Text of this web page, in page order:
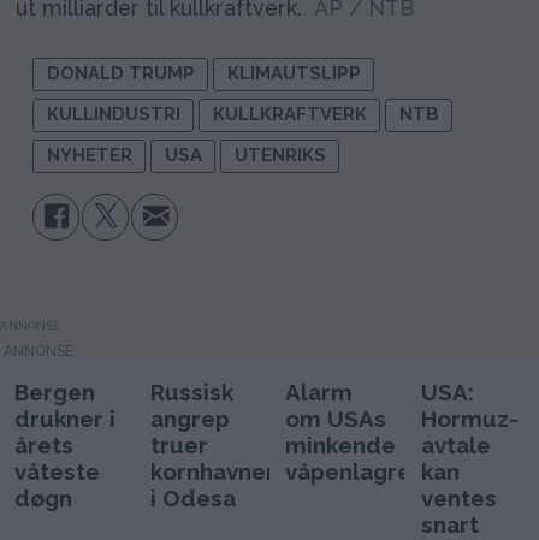
ut milliarder til kullkraftverk. AP / NTB
DONALD TRUMP
KLIMAUTSLIPP
KULLINDUSTRI
KULLKRAFTVERK
NTB
NYHETER
USA UTENRIKS
ANNONSE
Bergen
drukner i
årets
våteste
døgn
Russisk
angrep
truer
kornhavnen
i Odesa
Alarm
om USAs
minkende
våpenlagre
USA:
Hormuz-
avtale
kan
ventes
snart